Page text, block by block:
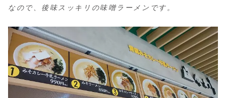
なので、後味スッキリの味噌ラーメンです。